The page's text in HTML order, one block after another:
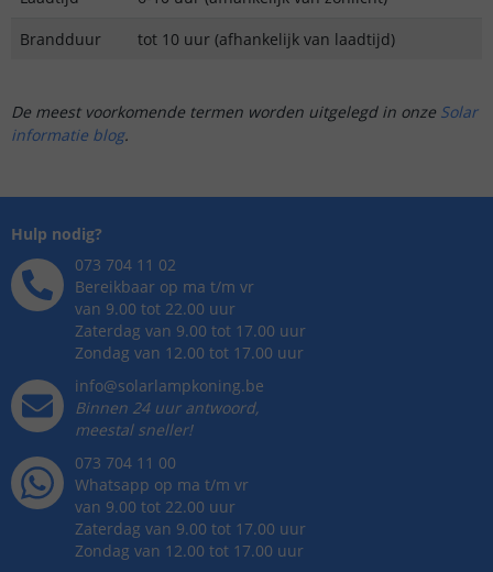
Brandduur
tot 10 uur (afhankelijk van laadtijd)
De meest voorkomende termen worden uitgelegd in onze Solar
informatie blog.
Hulp nodig?
073 704 11 02
Bereikbaar op ma t/m vr
van 9.00 tot 22.00 uur
Zaterdag van 9.00 tot 17.00 uur
Zondag van 12.00 tot 17.00 uur
info@solarlampkoning.be
Binnen 24 uur antwoord,
meestal sneller!
073 704 11 00
Whatsapp op ma t/m vr
van 9.00 tot 22.00 uur
Zaterdag van 9.00 tot 17.00 uur
Zondag van 12.00 tot 17.00 uur